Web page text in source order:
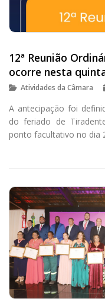
12ª Reunião
ocorre nesta
Atividades da Câmara
A antecipação foi
do feriado de
ponto facultativo no dia